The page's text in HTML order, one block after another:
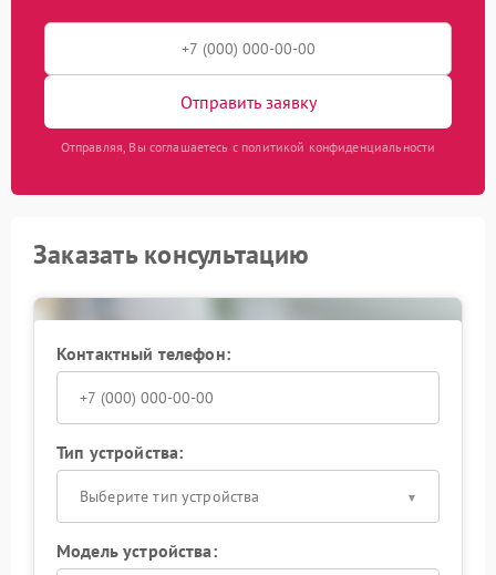
Отправить заявку
Отправляя, Вы соглашаетесь с политикой конфиденциальности
Заказать консультацию
Контактный телефон:
Тип устройства:
Выберите тип устройства
Модель устройства: